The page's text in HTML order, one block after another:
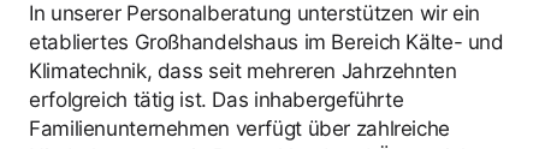
In unserer Personalberatung unterstützen wir ein
etabliertes Großhandelshaus im Bereich Kälte- und
Klimatechnik, dass seit mehreren Jahrzehnten
erfolgreich tätig ist. Das inhabergeführte
Familienunternehmen verfügt über zahlreiche